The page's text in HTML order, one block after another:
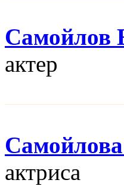
Самойлов
актер
актриса